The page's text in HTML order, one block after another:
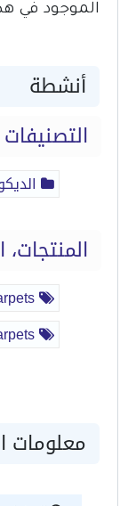
الموجود في
أنشطة
معلومات